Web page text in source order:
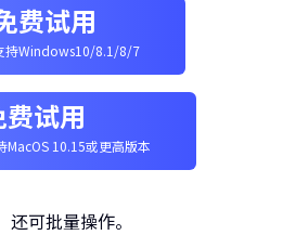
费试用
持Windows10/8.1/8/7
试用
MacOS 10.15或更高版本
可批量操作。